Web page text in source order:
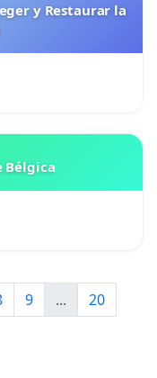
y Restaurar la
Bélgica
9 ...
20